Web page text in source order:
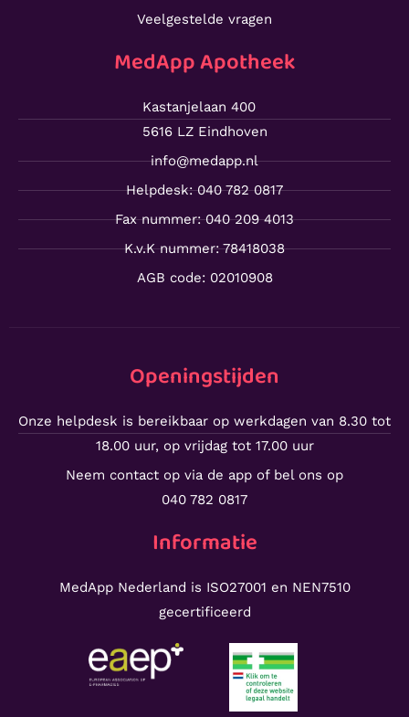
Veelgestelde vragen
MedApp Apotheek
Kastanjelaan 400
5616 LZ Eindhoven
info@medapp.nl
Helpdesk: 040 782 0817
Fax nummer: 040 209 4013
K.v.K nummer: 78418038
AGB code: 02010908
Openingstijden
Onze helpdesk is bereikbaar op werkdagen van 8.30 tot
18.00 uur, op vrijdag tot 17.00 uur
Neem contact op via de app of bel ons op
040 782 0817
Informatie
MedApp Nederland is ISO27001 en NEN7510
gecertificeerd